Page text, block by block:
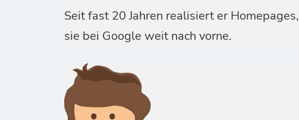
Seit fast 20 Jahren realisiert er
sie bei Google weit nach vorne.